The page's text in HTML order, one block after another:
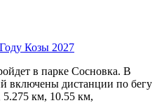
Козы 2027
в парке Сосновка. В
включены дистанции по бегу
5.275 км, 10.55 км,